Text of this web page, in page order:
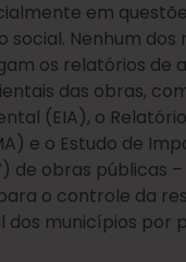
em
social. Nenhum dos
os relatórios de
das obras,
(EIA), o
e o Estudo de
de obras públicas
o controle da
dos municípios por